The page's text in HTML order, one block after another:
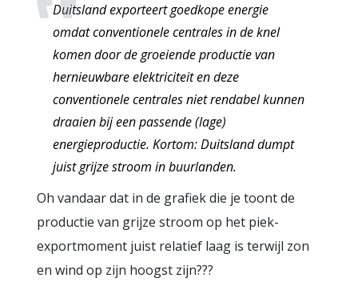
Duitsland exporteert goedkope energie
omdat conventionele centrales in de knel
komen door de groeiende productie van
hernieuwbare elektriciteit en deze
conventionele centrales niet rendabel kunnen
draaien bij een passende (lage)
energieproductie. Kortom: Duitsland dumpt
juist grijze stroom in buurlanden.
Oh vandaar dat in de grafiek die je toont de
productie van grijze stroom op het piek-
exportmoment juist relatief laag is terwijl zon
en wind op zijn hoogst zijn???